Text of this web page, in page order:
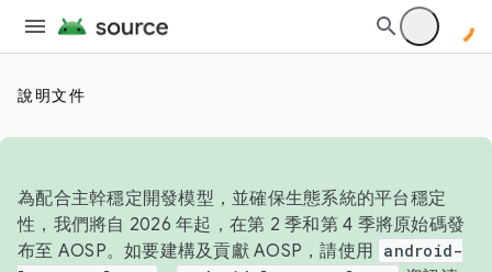
說明文件
為配合主幹穩定開發模型，並確保生態系統的平台穩定
性，我們將自 2026 年起，在第 2 季和第 4 季將原始碼發
布至 AOSP。如要建構及貢獻 AOSP，請使用 android-